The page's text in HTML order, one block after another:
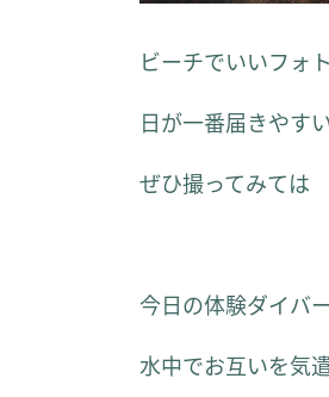
ビーチでいいフォ
日が一番届きやす
ぜひ撮ってみては
今日の体験ダイバ
水中でお互いを気